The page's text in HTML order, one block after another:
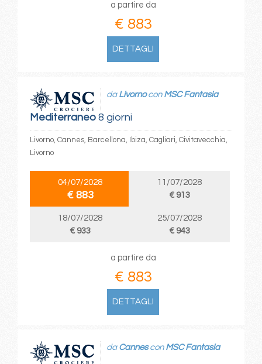
a partire da
€ 883
DETTAGLI
Mediterraneo8 giorni
da Livornocon MSC Fantasia
Livorno, Cannes, Barcellona, Ibiza, Cagliari, Civitavecchia,
Livorno
04/07/2028
€ 883
11/07/2028
€ 913
18/07/2028
€ 933
25/07/2028
€ 943
a partire da
€ 883
DETTAGLI
da Cannescon MSC Fantasia